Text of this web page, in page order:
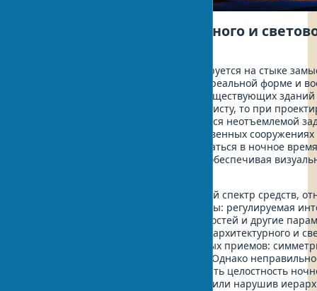
Взаимосвязь архитектурного и
Архитектурный облик здания формируется на стыке
проектировщика, его воплощения в реальной форме и
конечным потребителем. Если для существующих зданий
дизайн может быть поручен специалисту, то при
новых объектов этот аспект становится неотъемлемой
архитектора. В современных общественных
учитывать, как они будут восприниматься в ночное
задуманную иерархию элементов и обеспечивая
Светотехника предоставляет широкий спектр средств,
независимых от архитектурной формы: регулируемая
света, яркость отражающих поверхностей и другие
позволяет варьировать взаимосвязь архитектурного и
в широком диапазоне художественных приемов:
контрастов, пропорций, ритма и т.д. Однако
использование света может разрушить целостность
здания, нивелировав пластику форм или нарушив